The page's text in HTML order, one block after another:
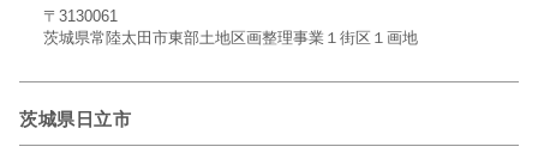
〒3130061
茨城県常陸太田市東部土地区画整理事業１街区１画地
茨城県日立市